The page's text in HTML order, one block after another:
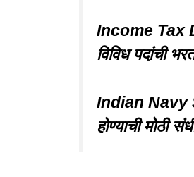
Income Tax
विविध पदांची
Indian Navy
होण्याची मोठी